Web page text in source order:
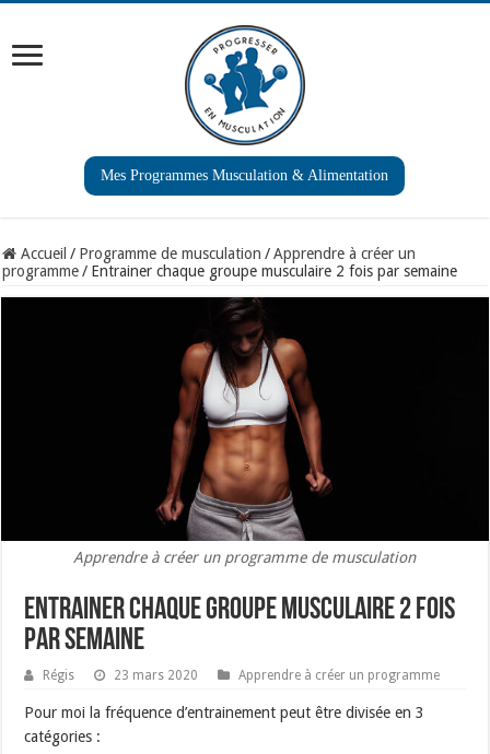
Mes Programmes Musculation & Alimentation
Accueil / Programme de musculation / Apprendre à créer un
programme / Entrainer chaque groupe musculaire 2 fois par semaine
Apprendre à créer un programme de musculation
Entrainer chaque groupe musculaire 2 fois
par semaine
Régis 23 mars 2020 Apprendre à créer un programme
Pour moi la fréquence d’entrainement peut être divisée en 3
catégories :